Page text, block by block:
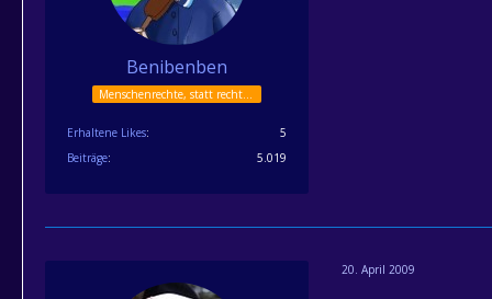
Benibenben
Erhaltene Likes
5
Beiträge
5.019
20. April 2009